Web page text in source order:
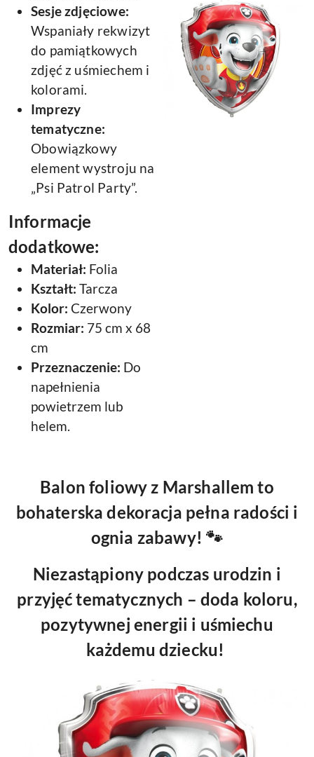
Sesje zdjęciowe:
Wspaniały rekwizyt
do pamiątkowych
zdjęć z uśmiechem i
kolorami.
Imprezy
tematyczne:
Obowiązkowy
element wystroju na
„Psi Patrol Party”.
Informacje
dodatkowe:
Materiał: Folia
Kształt: Tarcza
Kolor: Czerwony
Rozmiar: 75 cm x 68
cm
Przeznaczenie: Do
napełnienia
powietrzem lub
helem.
Balon foliowy z Marshallem to
bohaterska dekoracja pełna radości i
ognia zabawy! 🐾
Niezastąpiony podczas urodzin i
przyjęć tematycznych – doda koloru,
pozytywnej energii i uśmiechu
każdemu dziecku!